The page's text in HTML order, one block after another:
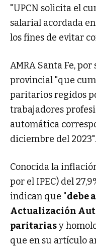
"UPCN solicita el
salarial acordada
los fines de evitar
AMRA Santa Fe,
provincial "que
paritarios regidos
trabajadores
automática
diciembre del 2023".
Conocida la
por el IPEC) del
indican que "debe
Actualización
paritariasy
que en su artículo